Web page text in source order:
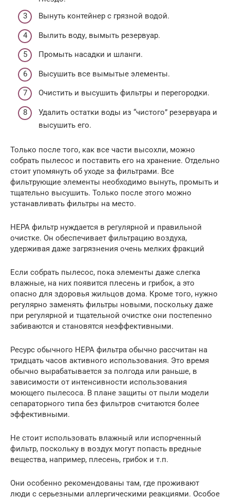
Вынуть контейнер с грязной водой.
Вылить воду, вымыть резервуар.
Промыть насадки и шланги.
Высушить все вымытые элементы.
Очистить и высушить фильтры и перегородки.
Удалить остатки воды из “чистого” резервуара и
высушить его.
Только после того, как все части высохли, можно
собрать пылесос и поставить его на хранение. Отдельно
стоит упомянуть об уходе за фильтрами. Все
фильтрующие элементы необходимо вынуть, промыть и
тщательно высушить. Только после этого можно
устанавливать фильтры на место.
HEPA фильтр нуждается в регулярной и правильной
очистке. Он обеспечивает фильтрацию воздуха,
удерживая даже загрязнения очень мелких фракций
Если собрать пылесос, пока элементы даже слегка
влажные, на них появится плесень и грибок, а это
опасно для здоровья жильцов дома. Кроме того, нужно
регулярно заменять фильтры новыми, поскольку даже
при регулярной и тщательной очистке они постепенно
забиваются и становятся неэффективными.
Ресурс обычного HEPA фильтра обычно рассчитан на
тридцать часов активного использования. Это время
обычно вырабатывается за полгода или раньше, в
зависимости от интенсивности использования
моющего пылесоса. В плане защиты от пыли модели
сепараторного типа без фильтров считаются более
эффективными.
Не стоит использовать влажный или испорченный
фильтр, поскольку в воздух могут попасть вредные
вещества, например, плесень, грибок и т.п.
Они особенно рекомендованы там, где проживают
люди с серьезными аллергическими реакциями. Особое